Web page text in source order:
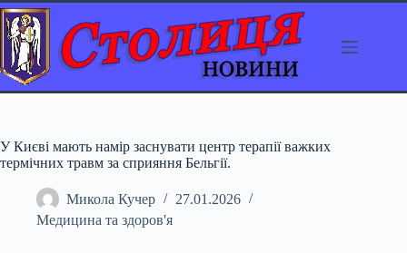
Перейти
до
вмісту
У Києві мають намір заснувати центр терапії важких
термічних травм за сприяння Бельгії.
Микола Кучер
27.01.2026
Медицина та здоров'я